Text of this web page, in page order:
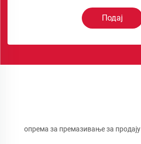
Подај
опрема за премазивање за продају